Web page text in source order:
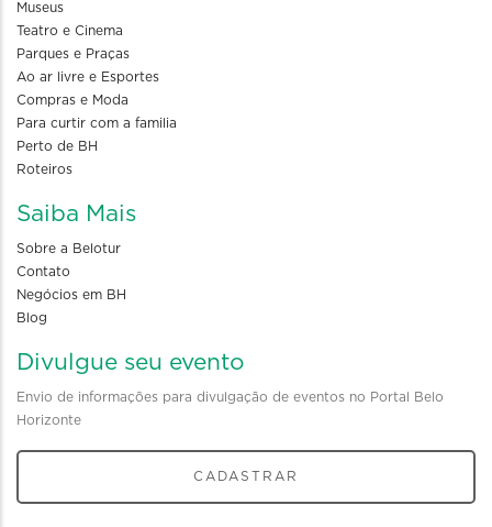
Museus
Teatro e Cinema
Parques e Praças
Ao ar livre e Esportes
Compras e Moda
Para curtir com a familia
Perto de BH
Roteiros
Saiba Mais
Sobre a Belotur
Contato
Negócios em BH
Blog
Divulgue seu evento
Envio de informações para divulgação de eventos no Portal Belo
Horizonte
CADASTRAR